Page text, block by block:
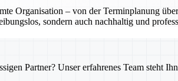
Organisation – von der Terminplanung
sondern auch nachhaltig und
Partner? Unser erfahrenes Team steht